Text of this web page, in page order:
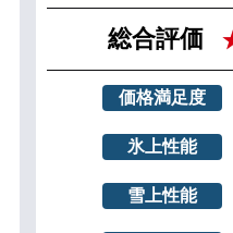
総合評価
価格満足度
氷上性能
雪上性能